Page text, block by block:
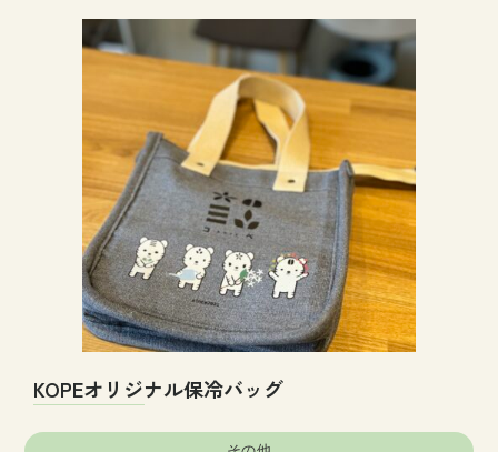
KOPEオリジナル保冷バッグ